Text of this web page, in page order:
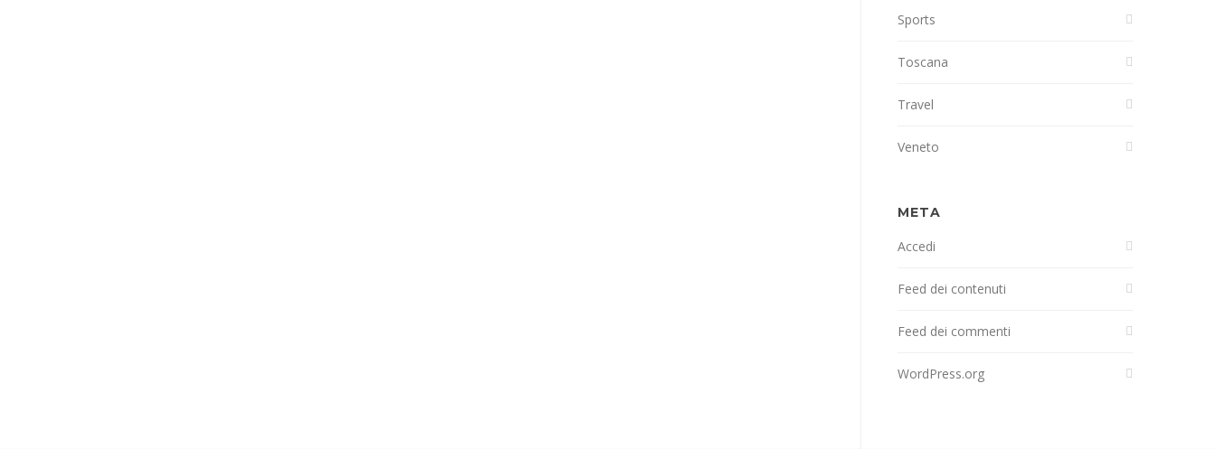
Sports
Toscana
Travel
Veneto
META
Accedi
Feed dei contenuti
Feed dei commenti
WordPress.org